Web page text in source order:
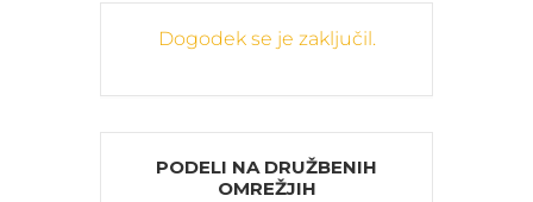
Dogodek se je zaključil.
PODELI NA DRUŽBENIH
OMREŽJIH